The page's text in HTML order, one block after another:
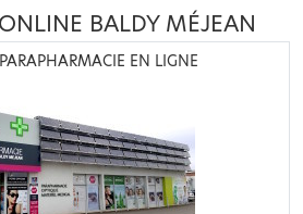
BALDY MÉJEAN
EN LIGNE